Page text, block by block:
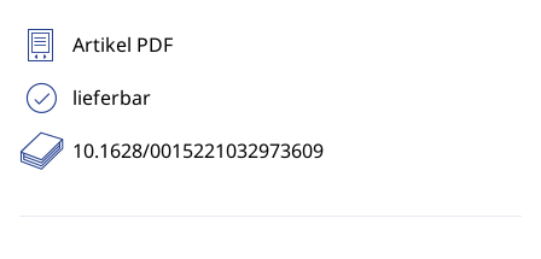
Artikel PDF
lieferbar
10.1628/0015221032973609